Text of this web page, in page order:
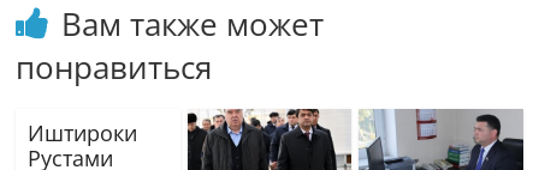
Вам также может
понравиться
Иштироки
Рустами